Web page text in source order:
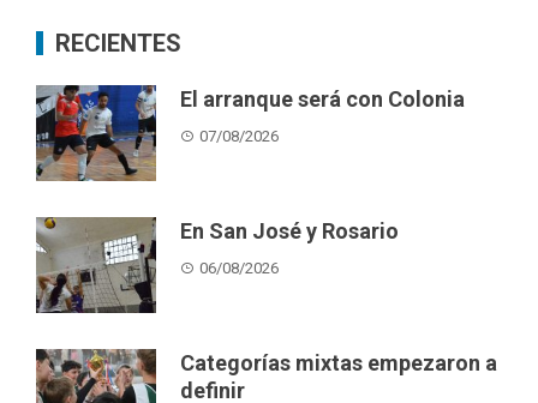
RECIENTES
El arranque será con Colonia
07/08/2026
En San José y Rosario
06/08/2026
Categorías mixtas empezaron a
definir